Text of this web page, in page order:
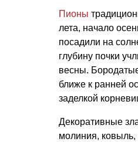
Пионы
лета, начало
посадили на
глубину почки
весны.
ближе к ранней
заделкой
Декоративные
молиния,